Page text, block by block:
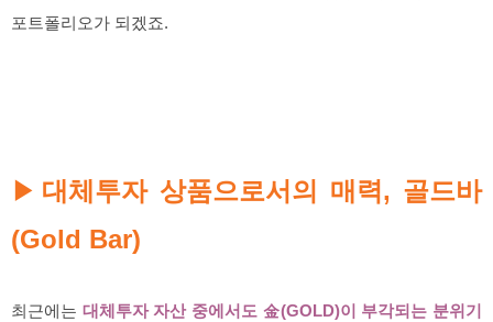
포트폴리오가 되겠죠.
▶ 대체투자 상품으로서의 매력, 골드바
(Gold Bar)
최근에는 대체투자 자산 중에서도 金(GOLD)이 부각되는 분위기